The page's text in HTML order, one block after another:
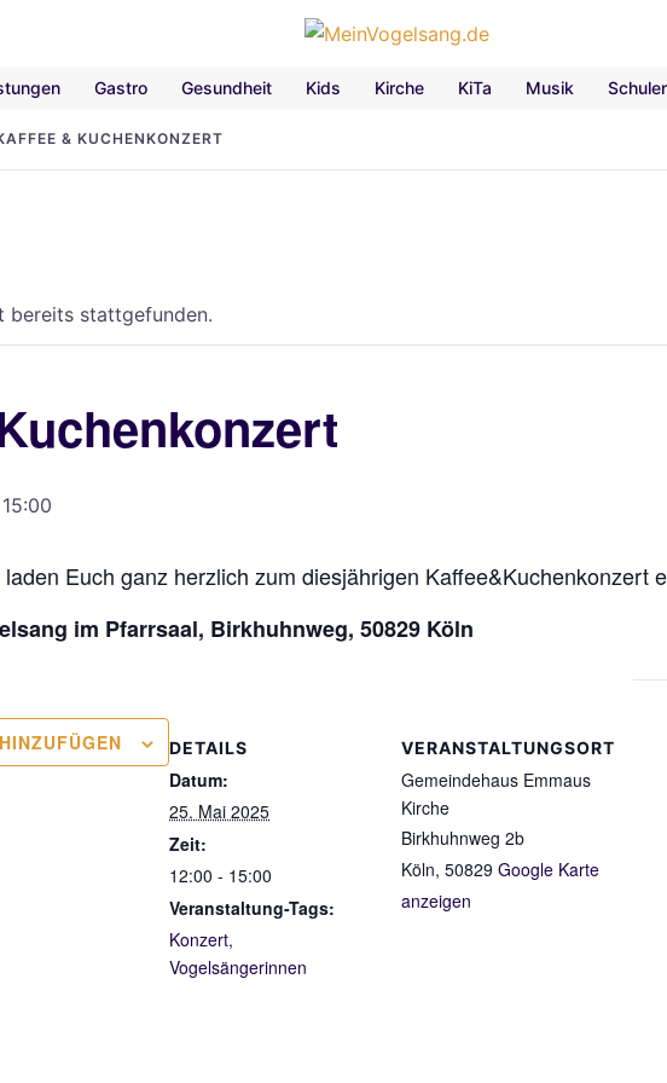
Gastro Gesundheit Kids Kirche KiTa Musik
& KUCHENKONZERT
bereits stattgefunden.
15:00
Euch ganz herzlich zum diesjährigen Kaffee&Kuchenkonzert
im Pfarrsaal, Birkhuhnweg, 50829 Köln
DETAILS
Datum:
25. Mai 2025
Zeit:
12:00 - 15:00
Veranstaltung-Tags:
Konzert,
Vogelsängerinnen
VERANSTALTUNGSORT
Gemeindehaus Emmaus
Kirche
Birkhuhnweg 2b
Köln, 50829 Google Karte
anzeigen